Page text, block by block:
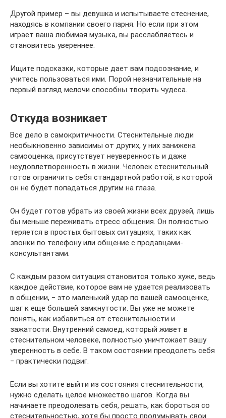
Другой пример – вы девушка и испытываете стеснение,
находясь в компании своего парня. Но если при этом
играет ваша любимая музыка, вы расслабляетесь и
становитесь увереннее.
Ищите подсказки, которые дает вам подсознание, и
учитесь пользоваться ими. Порой незначительные на
первый взгляд мелочи способны творить чудеса.
Откуда возникает
Все дело в самокритичности. Стеснительные люди
необыкновенно зависимы от других, у них занижена
самооценка, присутствует неуверенность и даже
неудовлетворенность в жизни. Человек стеснительный
готов ограничить себя стандартной работой, в которой
он не будет попадаться другим на глаза.
Он будет готов убрать из своей жизни всех друзей, лишь
бы меньше переживать стресс общения. Он полностью
теряется в простых бытовых ситуациях, таких как
звонки по телефону или общение с продавцами-
консультантами.
С каждым разом ситуация становится только хуже, ведь
каждое действие, которое вам не удается реализовать
в общении, ‒ это маленький удар по вашей самооценке,
шаг к еще большей замкнутости. Вы уже не можете
понять, как избавиться от стеснительности и
зажатости. Внутренний самоед, который живет в
стеснительном человеке, полностью уничтожает вашу
уверенность в себе. В таком состоянии преодолеть себя
‒ практически подвиг.
Если вы хотите выйти из состояния стеснительности,
нужно сделать целое множество шагов. Когда вы
начинаете преодолевать себя, решать, как бороться со
стеснительностью, хотя бы просто продумывать свои